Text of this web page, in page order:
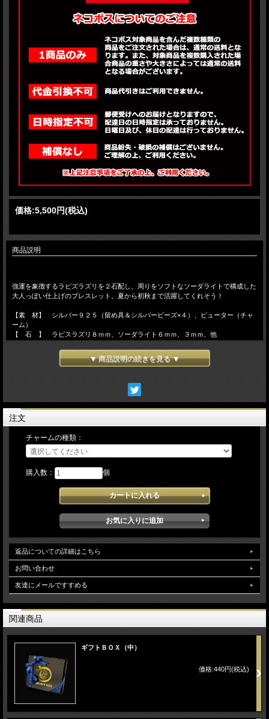
価格:5,500円(税込)
商品説明
強運を象徴するラピズラズリを２石配し、周りをソフトなソーダライトで構成した
大人っぽい仕上げのブレスレット。夏から初秋まで活躍してくれそう！
【素 材】 シルバー９２５（留め具＆シルバービーズ×４）、ピューター（チャ
ーム）
【 石 】 ラピスラズリ８ｍｍ、ソーダライト６ｍｍ、３ｍｍ、他
▼ 商品説明の続きを見る ▼
注文
チャームの種類：
購入数： 個
返品についての詳細はこちら
お問い合わせ
友達にメールですすめる
関連商品
ギフトＢＯＸ（中）
価格:440円(税込)